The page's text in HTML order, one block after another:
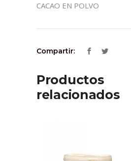
CACAO EN POLVO
Compartir:
Productos
relacionados